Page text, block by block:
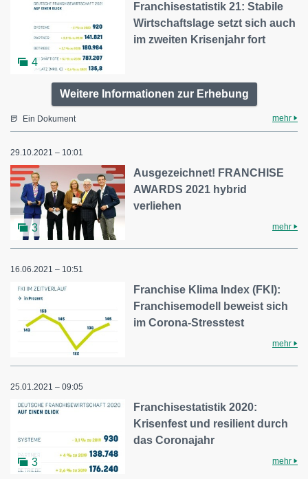
4
Franchisestatistik 21: Stabile
Wirtschaftslage setzt sich auch
im zweiten Krisenjahr fort
Weitere Informationen zur Erhebung
Ein Dokument mehr
29.10.2021 – 10:01
3
Ausgezeichnet! FRANCHISE
AWARDS 2021 hybrid
verliehen
mehr
16.06.2021 – 10:51
Franchise Klima Index (FKI):
Franchisemodell beweist sich
im Corona-Stresstest
mehr
25.01.2021 – 09:05
3
Franchisestatistik 2020:
Krisenfest und resilient durch
das Coronajahr
mehr